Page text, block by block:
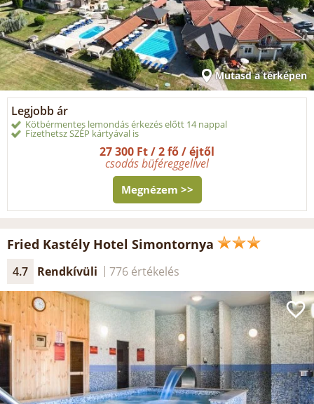
Mutasd a térképen
Legjobb ár
Kötbérmentes lemondás érkezés előtt 14 nappal
Fizethetsz SZÉP kártyával is
27 300 Ft / 2 fő / éjtől
csodás büféreggelivel
Megnézem >>
Fried Kastély Hotel Simontornya
4.7 Rendkívüli 776 értékelés